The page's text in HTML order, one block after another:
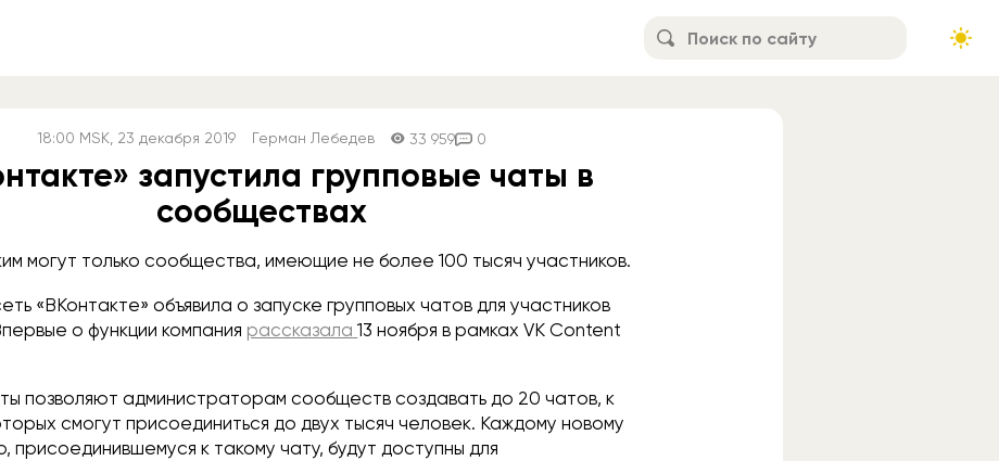
18:00 MSK , 23 декабря 2019 Герман Лебедев 33 959 0
запустила групповые чаты в
сообществах
могут только сообщества, имеющие не более 100 тысяч участников.
«ВКонтакте» объявила о запуске групповых чатов для участников
о функции компания рассказала13 ноября в рамках VK Content
позволяют администраторам сообществ создавать до 20 чатов, к
смогут присоединиться до двух тысяч человек. Каждому новому
присоединившемуся к такому чату, будут доступны для